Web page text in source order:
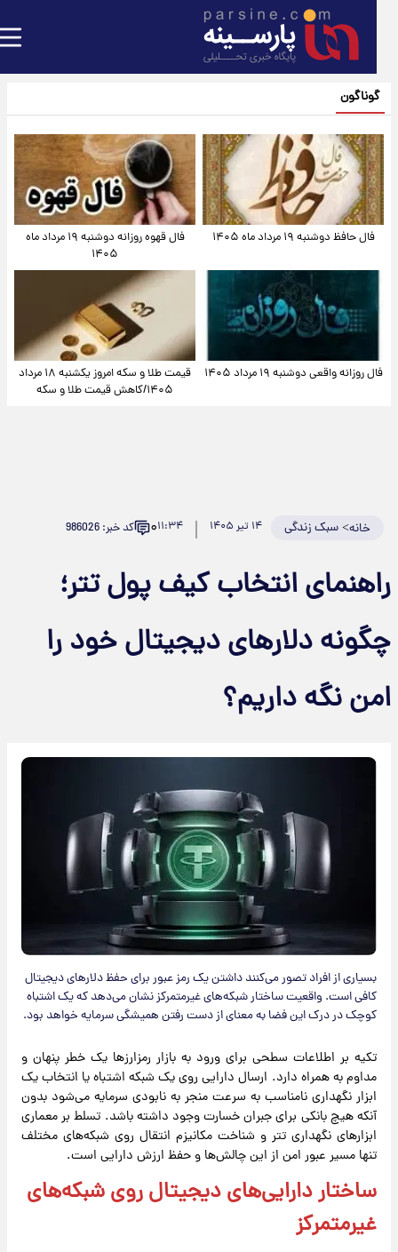
گوناگون
فال حافظ دوشنبه ۱۹ مرداد ماه ۱۴۰۵
فال قهوه روزانه دوشنبه ۱۹ مرداد ماه
۱۴۰۵
فال روزانه واقعی دوشنبه ۱۹ مرداد ۱۴۰۵
قیمت طلا و سکه امروز یکشنبه ۱۸ مرداد
۱۴۰۵/کاهش قیمت طلا و سکه
خانه>سبک زندگی ۱۱:۳۴۰ کد خبر: 986026
انتخاب کیف پول تتر؛
دلارهای دیجیتال خود را
نگه داریم؟
بسیاری از افراد تصور می‌کنند داشتن یک رمز عبور برای حفظ دلارهای دیجیتال
کافی است. واقعیت ساختار شبکه‌های غیرمتمرکز نشان می‌دهد که یک اشتباه
کوچک در درک این فضا به معنای از دست رفتن همیشگی سرمایه خواهد بود.
تکیه بر اطلاعات سطحی برای ورود به بازار رمزارزها یک خطر پنهان و
مداوم به همراه دارد. ارسال دارایی روی یک شبکه اشتباه یا انتخاب یک
ابزار نگهداری نامناسب به سرعت منجر به نابودی سرمایه می‌شود بدون
آنکه هیچ بانکی برای جبران خسارت وجود داشته باشد. تسلط بر معماری
ابزارهای نگهداری تتر و شناخت مکانیزم انتقال روی شبکه‌های مختلف
تنها مسیر عبور امن از این چالش‌ها و حفظ ارزش دارایی است.
ساختار دارایی‌های دیجیتال روی شبکه‌های
غیرمتمرکز